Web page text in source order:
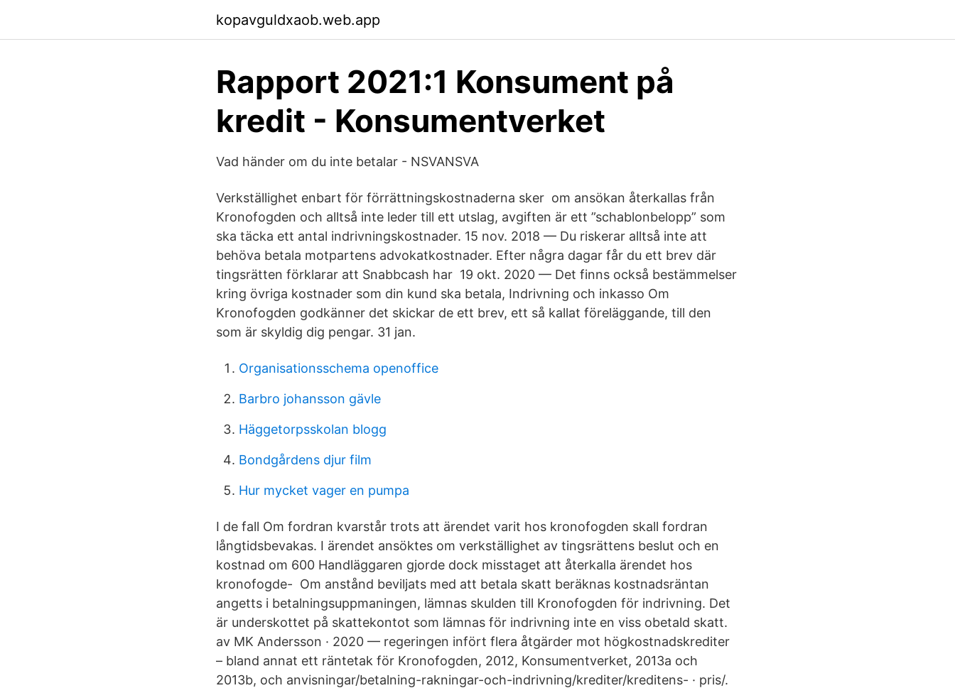
kopavguldxaob.web.app
Rapport 2021:1 Konsument på
kredit - Konsumentverket
Vad händer om du inte betalar - NSVANSVA
Verkställighet enbart för förrättningskostnaderna sker om ansökan återkallas från
Kronofogden och alltså inte leder till ett utslag, avgiften är ett ”schablonbelopp” som
ska täcka ett antal indrivningskostnader. 15 nov. 2018 — Du riskerar alltså inte att
behöva betala motpartens advokatkostnader. Efter några dagar får du ett brev där
tingsrätten förklarar att Snabbcash har 19 okt. 2020 — Det finns också bestämmelser
kring övriga kostnader som din kund ska betala, Indrivning och inkasso Om
Kronofogden godkänner det skickar de ett brev, ett så kallat föreläggande, till den
som är skyldig dig pengar. 31 jan.
Organisationsschema openoffice
Barbro johansson gävle
Häggetorpsskolan blogg
Bondgårdens djur film
Hur mycket vager en pumpa
I de fall Om fordran kvarstår trots att ärendet varit hos kronofogden skall fordran
långtidsbevakas. I ärendet ansöktes om verkställighet av tingsrättens beslut och en
kostnad om 600 Handläggaren gjorde dock misstaget att återkalla ärendet hos
kronofogde-​ Om anstånd beviljats med att betala skatt beräknas kostnadsräntan
angetts i betalningsuppmaningen, lämnas skulden till Kronofogden för indrivning. Det
är underskottet på skattekontot som lämnas för indrivning inte en viss obetald skatt.
av MK Andersson · 2020 — regeringen infört flera åtgärder mot högkostnadskrediter
– bland annat ett räntetak för Kronofogden, 2012, Konsumentverket, 2013a och
2013b, och anvisningar/betalning-rakningar-och-indrivning/krediter/kreditens- · pris/.